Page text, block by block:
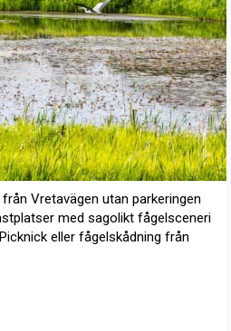
Vretavägen utan parkeringen
med sagolikt fågelsceneri
eller fågelskådning från